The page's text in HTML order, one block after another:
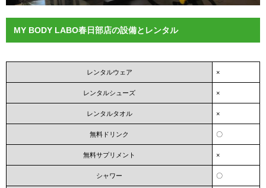
MY BODY LABO春日部店の設備とレンタル
レンタルウェア ×
レンタルシューズ ×
レンタルタオル ×
無料ドリンク 〇
無料サプリメント ×
シャワー 〇